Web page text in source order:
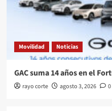
Movilidad Noticias
GAC suma 14 años en el
rayo corte agosto 3, 2026 0